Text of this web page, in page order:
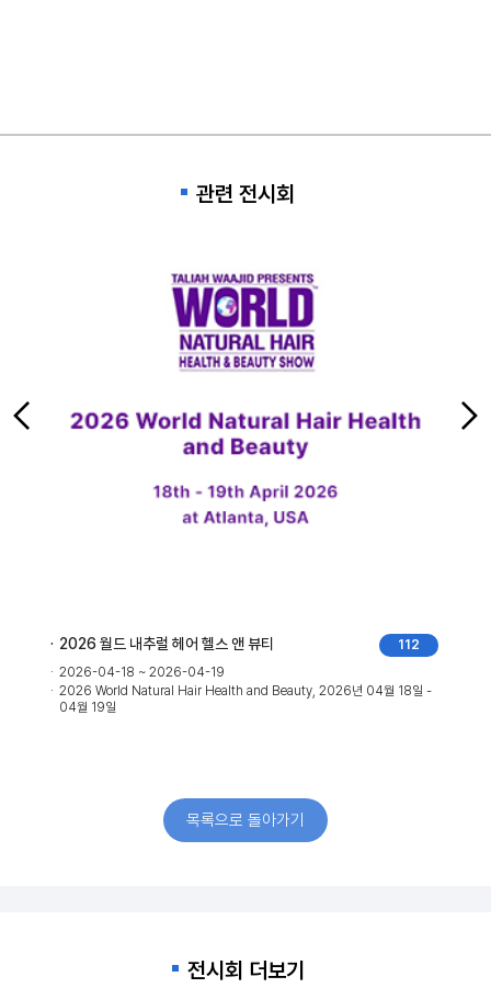
관련 전시회
112
2026년 04월 18일 -
2026 마이 뷰티 엑스포(MBE)
2026-06-26 ~ 2026-06-28
2026 My Beauty Expo (MBE), 2026년 06월 26일
목록으로 돌아가기
전시회 더보기